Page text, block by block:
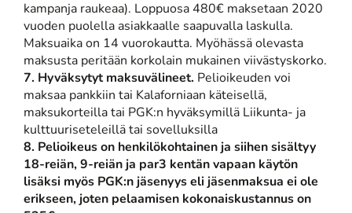
kampanja raukeaa). Loppuosa 480€ maksetaan 2020
vuoden puolella asiakkaalle saapuvalla laskulla.
Maksuaika on 14 vuorokautta. Myöhässä olevasta
maksusta peritään korkolain mukainen viivästyskorko.
7. Hyväksytyt maksuvälineet. Pelioikeuden voi
maksaa pankkiin tai Kalaforniaan käteisellä,
maksukorteilla tai PGK:n hyväksymillä Liikunta- ja
kulttuuriseteleillä tai sovelluksilla
8. Pelioikeus on henkilökohtainen ja siihen sisältyy
18-reiän, 9-reiän ja par3 kentän vapaan käytön
lisäksi myös PGK:n jäsenyys eli jäsenmaksua ei ole
erikseen, joten pelaamisen kokonaiskustannus on